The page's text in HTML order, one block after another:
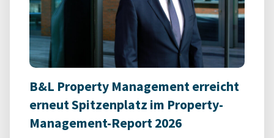
B&L Property Management erreicht
erneut Spitzenplatz im Property-
Management-Report 2026